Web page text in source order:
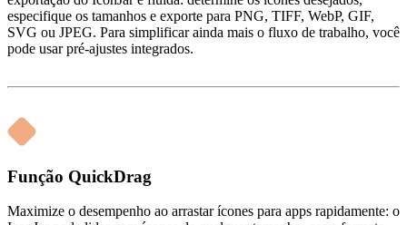
especifique os tamanhos e exporte para PNG, TIFF, WebP, GIF,
SVG ou JPEG. Para simplificar ainda mais o fluxo de trabalho, você
pode usar pré‑ajustes integrados.
Função QuickDrag
Maximize o desempenho ao arrastar ícones para apps rapidamente: o